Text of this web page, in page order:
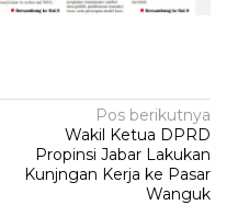
Pos berikutnya
Wakil Ketua DPRD
Propinsi Jabar Lakukan
Kunjngan Kerja ke Pasar
Wanguk